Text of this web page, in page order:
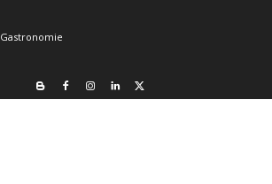
Gastronomie